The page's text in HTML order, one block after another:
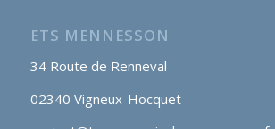
ETS MENNESSON
34 Route de Renneval
02340 Vigneux-Hocquet